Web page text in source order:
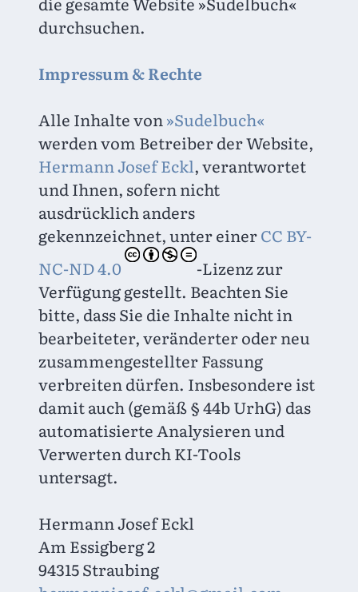
durchsuchen.
Impressum & Rechte
Alle Inhalte von »Sudelbuch«
Hermann Josef Eckl, verantwortet
und Ihnen, sofern nicht
ausdrücklich anders
gekennzeichnet, unter einer CC BY-
NC-ND 4.0
-Lizenz zur
Verfügung gestellt. Beachten Sie
bitte, dass Sie die Inhalte nicht in
bearbeiteter, veränderter oder neu
zusammengestellter Fassung
verbreiten dürfen. Insbesondere ist
damit auch (gemäß § 44b UrhG) das
automatisierte Analysieren und
Verwerten durch KI-Tools
untersagt.
Hermann Josef Eckl
Am Essigberg 2